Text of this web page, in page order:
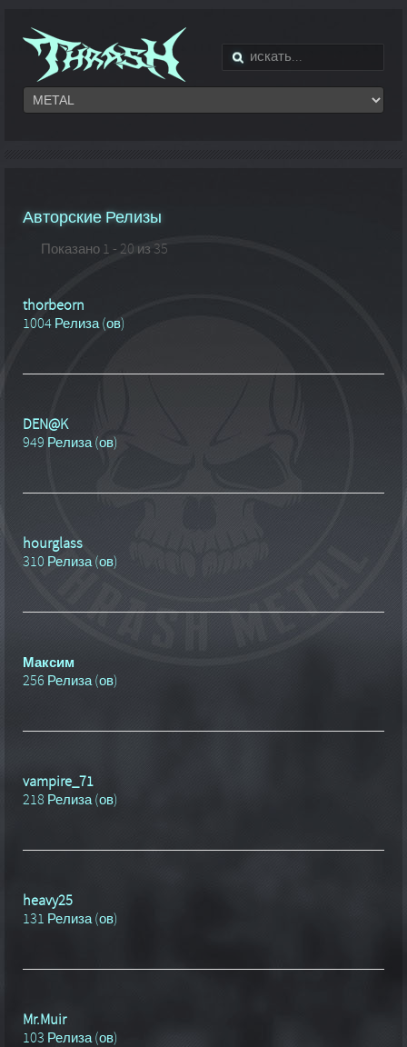
Авторские Релизы
Показано 1 - 20 из 35
thorbeorn
1004 Релиза (ов)
DEN@K
949 Релиза (ов)
hourglass
310 Релиза (ов)
Максим
256 Релиза (ов)
vampire_71
218 Релиза (ов)
heavy25
131 Релиза (ов)
Mr.Muir
103 Релиза (ов)